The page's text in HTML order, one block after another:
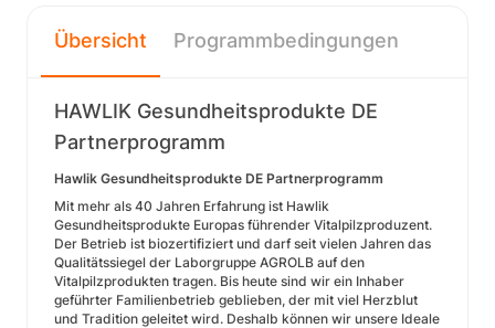
Übersicht Programmbedingungen
HAWLIK Gesundheitsprodukte DE
Partnerprogramm
Hawlik Gesundheitsprodukte DE Partnerprogramm
Mit mehr als 40 Jahren Erfahrung ist Hawlik
Gesundheitsprodukte Europas führender Vitalpilzproduzent.
Der Betrieb ist biozertifiziert und darf seit vielen Jahren das
Qualitätssiegel der Laborgruppe AGROLB auf den
Vitalpilzprodukten tragen. Bis heute sind wir ein Inhaber
geführter Familienbetrieb geblieben, der mit viel Herzblut
und Tradition geleitet wird. Deshalb können wir unsere Ideale